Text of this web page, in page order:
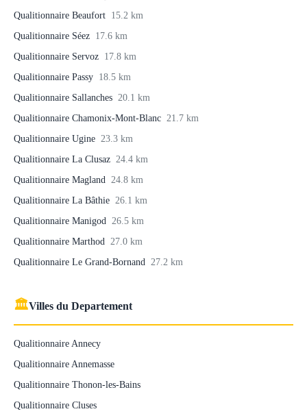
Qualitionnaire Beaufort 15.2 km
Qualitionnaire Séez 17.6 km
Qualitionnaire Servoz 17.8 km
Qualitionnaire Passy 18.5 km
Qualitionnaire Sallanches 20.1 km
Qualitionnaire Chamonix-Mont-Blanc 21.7 km
Qualitionnaire Ugine 23.3 km
Qualitionnaire La Clusaz 24.4 km
Qualitionnaire Magland 24.8 km
Qualitionnaire La Bâthie 26.1 km
Qualitionnaire Manigod 26.5 km
Qualitionnaire Marthod 27.0 km
Qualitionnaire Le Grand-Bornand 27.2 km
🏛Villes du Departement
Qualitionnaire Annecy
Qualitionnaire Annemasse
Qualitionnaire Thonon-les-Bains
Qualitionnaire Cluses